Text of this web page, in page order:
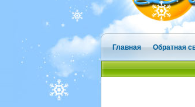
Главная Обратная